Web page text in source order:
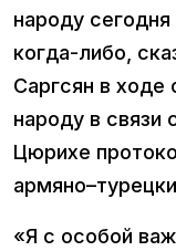
народу
когда-либо,
Саргсян в
народу в связи
Цюрихе
«Я с особой